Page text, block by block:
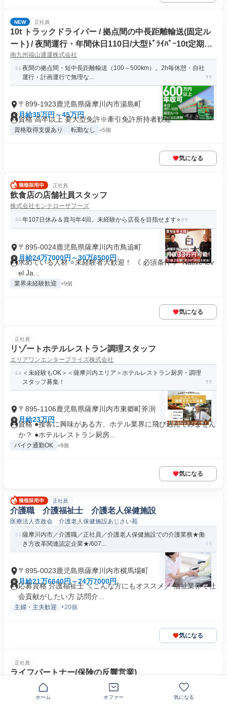
NEW 正社員
10t トラックドライバー / 拠点間の中長距離輸送(固定ル
ート) / 夜間運行・年間休日110日/大型ﾄﾞﾗｲﾊﾞｰ10t定期夜
間幹線便(正社員)
南九州福山通運株式会社
夜間の拠点間・短中長距離輸送（100～500km）。2h毎休憩・自社
運行・計画運行で無理な...
〒899-1923鹿児島県薩摩川内市湯島町
月給35万円～45万円
資格 高卒以上 要大型免許※牽引免許所持者歓迎
資格取得支援あり 転勤なし +5個
気になる
正社員
飲食店の店舗社員スタッフ
株式会社モンテローザフーズ
年107日休み＆賞与年4回。未経験から店長を目指せます⭐️
〒895-0024鹿児島県薩摩川内市鳥追町
月給24万7000円～30万6500円
求めている人材 ⭐未経験者大歓迎！ 《 必須条件 》 Native lev
el Ja...
業界未経験歓迎 +9個
気になる
正社員
リゾートホテルレストラン調理スタッフ
エリアワンエンタープライズ株式会社
＜未経験もOK＞＜薩摩川内エリア＞ホテルレストラン厨房・調理
スタッフ募集！
〒895-1106鹿児島県薩摩川内市東郷町斧渕
月給23万円
資格 ●接客に興味がある方、ホテル業界に飛び込んでみません
か？ ●ホテルレストラン厨房...
バイク通勤OK +8個
気になる
正社員
介護職 介護福祉士 介護老人保健施設
医療法人杏政会 介護老人保健施設あじさい苑
薩摩川内市／介護職／正社員／介護老人保健施設での介護業務★働
き方改革関連認定企業★/607...
〒895-0023鹿児島県薩摩川内市横馬場町
月給21万6640円～24万7000円
応募資格 介護福祉士 ＼こんな方にもオススメ／ 福祉業界で社
会貢献がしたい方 訪問介...
主婦・主夫歓迎 +20個
気になる
正社員
ライフパートナー(保険の反響営業)
ほけんの窓口グループ株式会社
【薩摩川内配属】大手の安定＆福利厚生★残業10時間以下
ホーム オファー 気になる